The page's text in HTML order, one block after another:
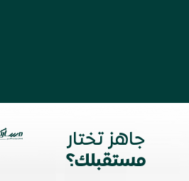
جاهز تختار
مستقبلك؟